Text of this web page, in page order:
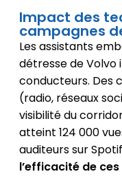
Impact des
campagnes
Les assistants
détresse de
conducteurs. Des
(radio, réseaux
visibilité du
atteint 124 000
auditeurs sur
l’efficacité de